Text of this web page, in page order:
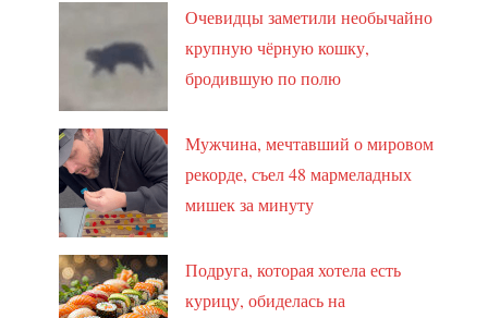
Очевидцы заметили необычайно
крупную чёрную кошку,
бродившую по полю
Мужчина, мечтавший о мировом
рекорде, съел 48 мармеладных
мишек за минуту
Подруга, которая хотела есть
курицу, обиделась на